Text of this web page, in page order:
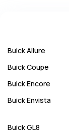
BuickAllure
BuickCoupe
BuickEncore
BuickEnvista
BuickGL8